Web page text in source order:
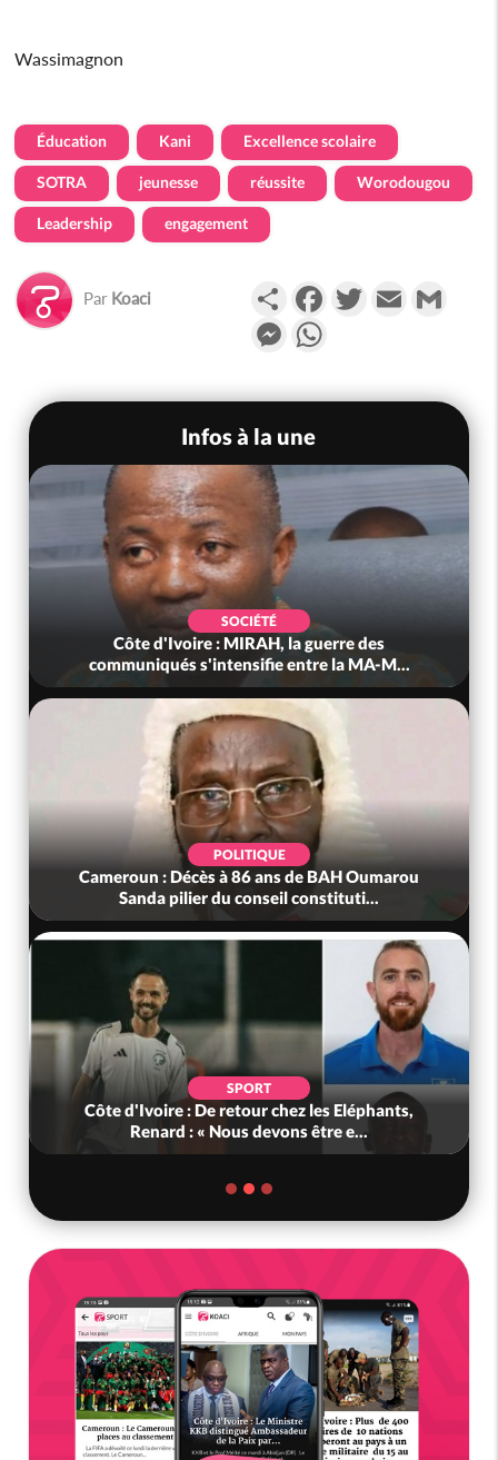
Wassimagnon
Éducation Kani Excellence scolaire
SOTRA jeunesse réussite Worodougou
Leadership engagement
Par Koaci PartagerFacebookTwitterEmail
Messenger
Infos à la une
SOCIÉTÉ
Côte d'Ivoire : MIRAH, la guerre des
communiqués s'intensifie entre la MA-M...
POLITIQUE
Cameroun : Décès à 86 ans de BAH Oumarou
Sanda pilier du conseil constituti...
SPORT
Côte d'Ivoire : De retour chez les Eléphants,
Renard : « Nous devons être e...